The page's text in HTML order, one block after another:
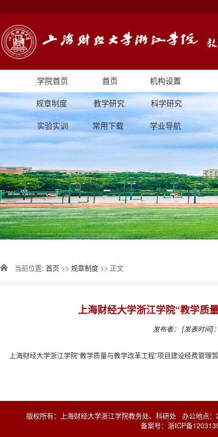
学院首页 首页
机构设置
规章制度
教学研究
科学研究
实验实训
常用下载 学业导航
当前位置: 首页 >> 规章制度 >> 正文
上海财经大学浙江学院“教学质
发布者： [发表时间]
上海财经大学浙江学院“教学质量与教学改革工程”项目建设经费管理
版权所有：上海财经大学浙江学院教务处、科研处 办公地点
备案号： 浙ICP备